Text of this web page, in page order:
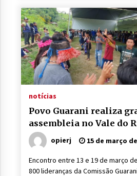
notícias
Povo Guarani realiza
assembleia no Vale do
opierj 15 de março de
Encontro entre 13 e 19 de março
800 lideranças da Comissão